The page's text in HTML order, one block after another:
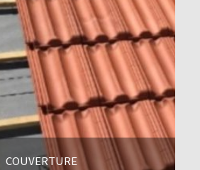
COUVERTURE